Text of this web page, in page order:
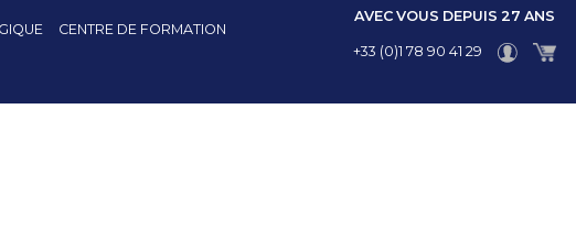
CENTRE DE FORMATION
AVEC VOUS DEPUIS 27 ANS
+33 (0)1 78 90 41 29